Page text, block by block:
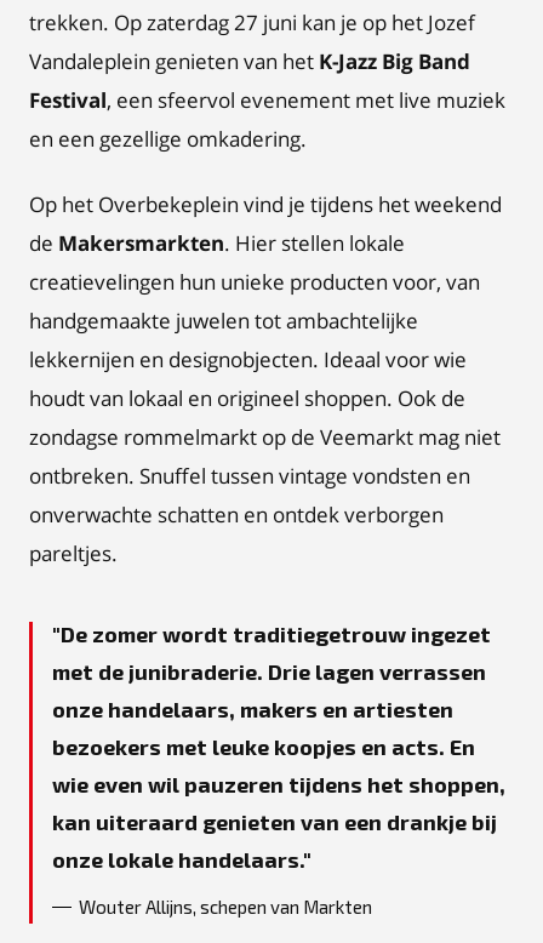
trekken. Op zaterdag 27 juni kan je op het Jozef
Vandaleplein genieten van het K-Jazz Big Band
Festival, een sfeervol evenement met live muziek
en een gezellige omkadering.
Op het Overbekeplein vind je tijdens het weekend
de Makersmarkten. Hier stellen lokale
creatievelingen hun unieke producten voor, van
handgemaakte juwelen tot ambachtelijke
lekkernijen en designobjecten. Ideaal voor wie
houdt van lokaal en origineel shoppen. Ook de
zondagse rommelmarkt op de Veemarkt mag niet
ontbreken. Snuffel tussen vintage vondsten en
onverwachte schatten en ontdek verborgen
pareltjes.
De zomer wordt traditiegetrouw ingezet
met de junibraderie. Drie lagen verrassen
onze handelaars, makers en artiesten
bezoekers met leuke koopjes en acts. En
wie even wil pauzeren tijdens het shoppen,
kan uiteraard genieten van een drankje bij
onze lokale handelaars.
Wouter Allijns, schepen van Markten